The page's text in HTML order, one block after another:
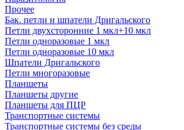
Прочее
Бак. петли и шпатели Дригальского
Петли двухсторонние 1 мкл+10 мкл
Петли одноразовые 1 мкл
Петли одноразовые 10 мкл
Шпатели Дригальского
Петли многоразовые
Планшеты
Планшеты другие
Планшеты для ПЦР
Транспортные системы
Транспортные системы без среды